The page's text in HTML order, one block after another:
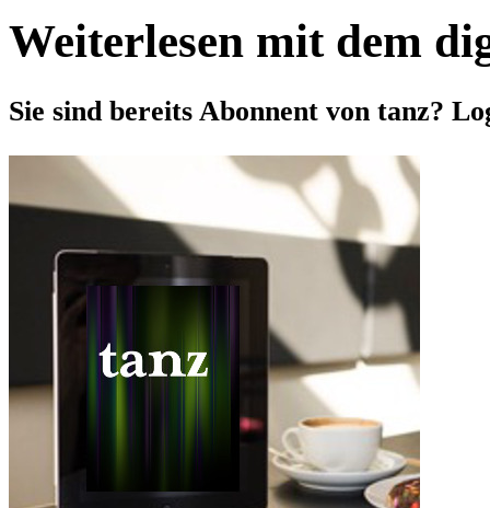
Weiterlesen mit dem
Sie sind bereits Abonnent von tanz?